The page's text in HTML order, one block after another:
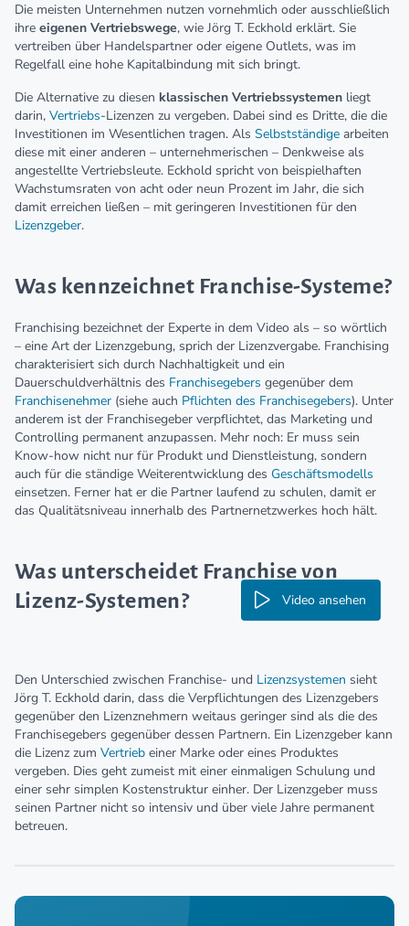
Die meisten Unternehmen nutzen vornehmlich oder ausschließlich
ihre eigenen Vertriebswege, wie Jörg T. Eckhold erklärt. Sie
vertreiben über Handelspartner oder eigene Outlets, was im
Regelfall eine hohe Kapitalbindung mit sich bringt.
Die Alternative zu diesen klassischen Vertriebssystemen liegt
darin, Vertriebs-Lizenzen zu vergeben. Dabei sind es Dritte, die die
Investitionen im Wesentlichen tragen. Als Selbstständige arbeiten
diese mit einer anderen – unternehmerischen – Denkweise als
angestellte Vertriebsleute. Eckhold spricht von beispielhaften
Wachstumsraten von acht oder neun Prozent im Jahr, die sich
damit erreichen ließen – mit geringeren Investitionen für den
Lizenzgeber.
Was kennzeichnet Franchise-Systeme?
Franchising bezeichnet der Experte in dem Video als – so wörtlich
– eine Art der Lizenzgebung, sprich der Lizenzvergabe. Franchising
charakterisiert sich durch Nachhaltigkeit und ein
Dauerschuldverhältnis des Franchisegebers gegenüber dem
Franchisenehmer (siehe auch Pflichten des Franchisegebers). Unter
anderem ist der Franchisegeber verpflichtet, das Marketing und
Controlling permanent anzupassen. Mehr noch: Er muss sein
Know-how nicht nur für Produkt und Dienstleistung, sondern
auch für die ständige Weiterentwicklung des Geschäftsmodells
einsetzen. Ferner hat er die Partner laufend zu schulen, damit er
das Qualitätsniveau innerhalb des Partnernetzwerkes hoch hält.
Was unterscheidet Franchise von
Lizenz-Systemen?
Video ansehen
Den Unterschied zwischen Franchise- und Lizenzsystemen sieht
Jörg T. Eckhold darin, dass die Verpflichtungen des Lizenzgebers
gegenüber den Lizenznehmern weitaus geringer sind als die des
Franchisegebers gegenüber dessen Partnern. Ein Lizenzgeber kann
die Lizenz zum Vertrieb einer Marke oder eines Produktes
vergeben. Dies geht zumeist mit einer einmaligen Schulung und
einer sehr simplen Kostenstruktur einher. Der Lizenzgeber muss
seinen Partner nicht so intensiv und über viele Jahre permanent
betreuen.